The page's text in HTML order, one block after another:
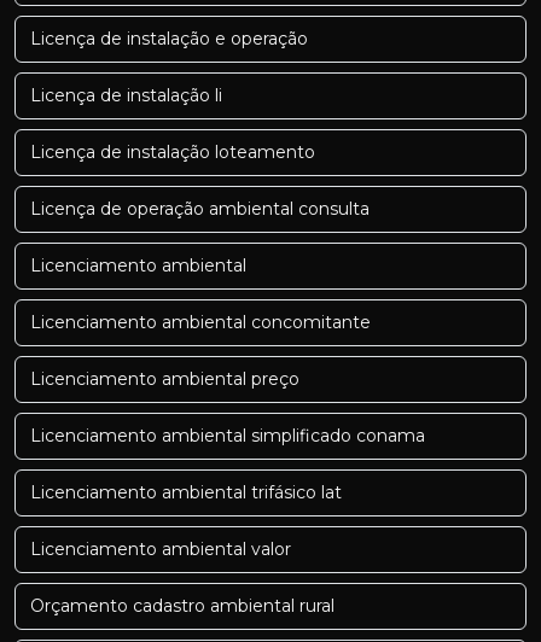
Licença de instalação e operação
Licença de instalação li
Licença de instalação loteamento
Licença de operação ambiental consulta
Licenciamento ambiental
Licenciamento ambiental concomitante
Licenciamento ambiental preço
Licenciamento ambiental simplificado conama
Licenciamento ambiental trifásico lat
Licenciamento ambiental valor
Orçamento cadastro ambiental rural